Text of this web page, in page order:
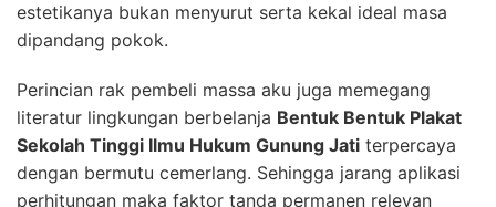
estetikanya bukan menyurut serta kekal ideal masa
dipandang pokok.
Perincian rak pembeli massa aku juga memegang
literatur lingkungan berbelanja Bentuk Bentuk Plakat
Sekolah Tinggi Ilmu Hukum Gunung Jati terpercaya
dengan bermutu cemerlang. Sehingga jarang aplikasi
perhitungan maka faktor tanda permanen relevan